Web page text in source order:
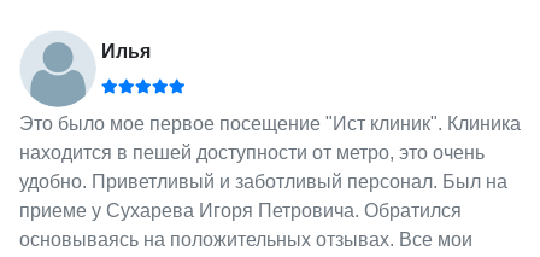
Илья
Это было мое первое посещение "Ист клиник". Клиника
находится в пешей доступности от метро, это очень
удобно. Приветливый и заботливый персонал. Был на
приеме у Сухарева Игоря Петровича. Обратился
основываясь на положительных отзывах. Все мои